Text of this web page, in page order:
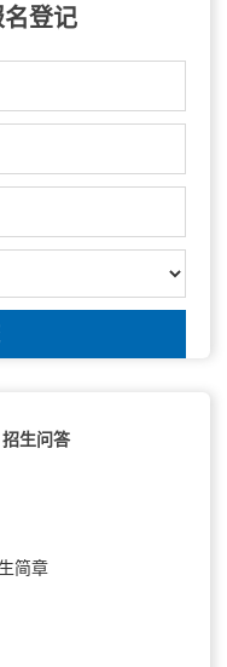
登记
招生问答
简章